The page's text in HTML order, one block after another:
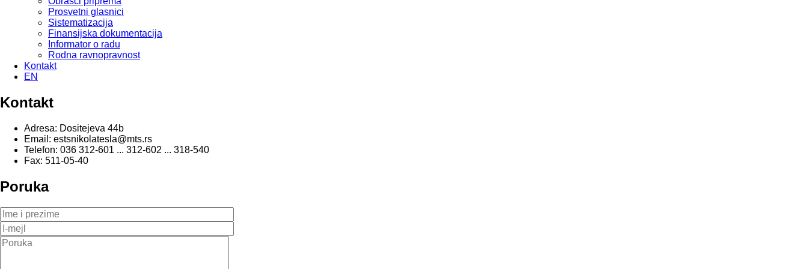
Prosvetni glasnici
Sistematizacija
Finansijska dokumentacija
Informator o radu
Rodna ravnopravnost
Kontakt
EN
Kontakt
Adresa: Dositejeva 44b
Email: estsnikolatesla@mts.rs
Telefon: 036 312-601 ... 312-602 ... 318-540
Fax: 511-05-40
Poruka